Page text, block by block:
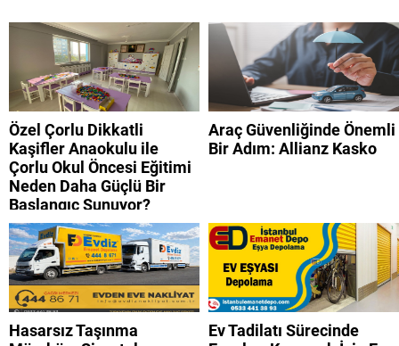
Özel Çorlu Dikkatli
Kaşifler Anaokulu ile
Çorlu Okul Öncesi Eğitimi
Neden Daha Güçlü Bir
Başlangıç Sunuyor?
Araç Güvenliğinde Önemli
Bir Adım: Allianz Kasko
Hasarsız Taşınma
Ev Tadilatı Sürecinde